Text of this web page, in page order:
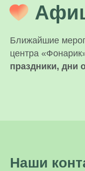
Ближайшие
центра
праздники, дни
Наши